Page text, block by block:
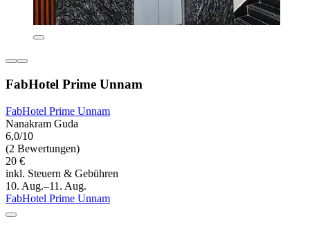
FabHotel Prime Unnam
FabHotel Prime Unnam
Nanakram Guda
6,0/10
(2 Bewertungen)
20 €
inkl. Steuern & Gebühren
10. Aug.–11. Aug.
FabHotel Prime Unnam